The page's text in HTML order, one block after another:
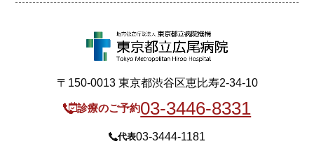
〒150-0013 東京都渋谷区恵比寿2-34-10
診療のご予約03-3446-8331
代表03-3444-1181